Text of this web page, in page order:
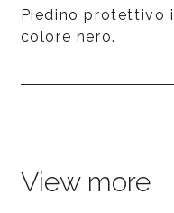
Piedino protettivo
colore nero.
View more